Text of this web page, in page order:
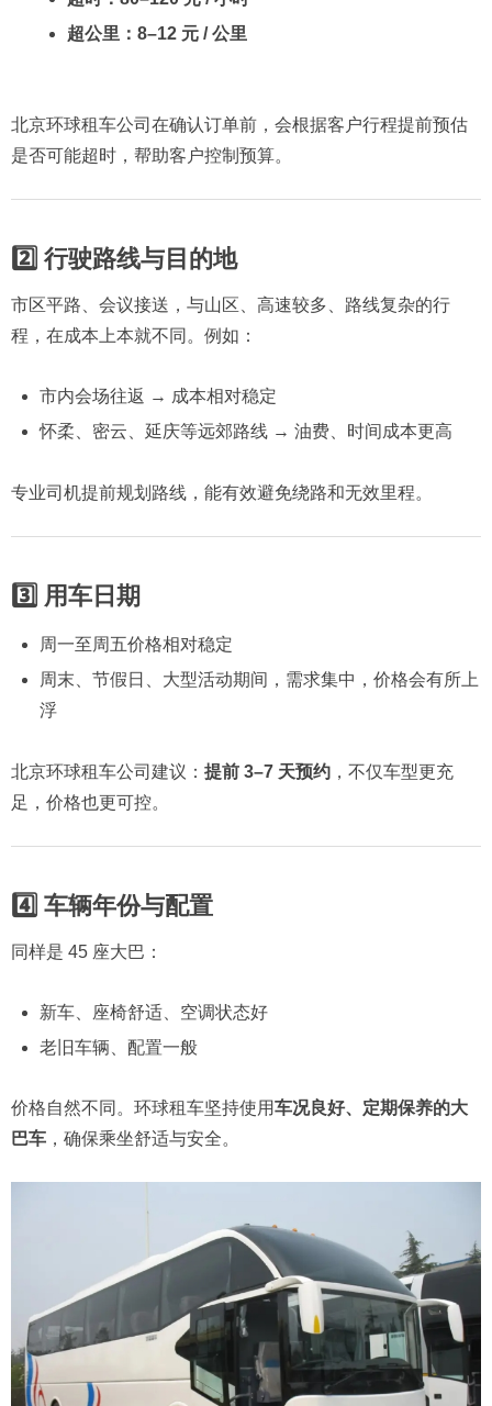
超公里：8–12 元 / 公里
北京环球租车公司在确认订单前，会根据客户行程提前预估
是否可能超时，帮助客户控制预算。
2️⃣ 行驶路线与目的地
市区平路、会议接送，与山区、高速较多、路线复杂的行
程，在成本上本就不同。例如：
市内会场往返 → 成本相对稳定
怀柔、密云、延庆等远郊路线 → 油费、时间成本更高
专业司机提前规划路线，能有效避免绕路和无效里程。
3️⃣ 用车日期
周一至周五价格相对稳定
周末、节假日、大型活动期间，需求集中，价格会有所上
浮
北京环球租车公司建议： 提前 3–7 天预约 ，不仅车型更充
足，价格也更可控。
4️⃣ 车辆年份与配置
同样是 45 座大巴：
新车、座椅舒适、空调状态好
老旧车辆、配置一般
价格自然不同。环球租车坚持使用车况良好、定期保养的大
巴车 ，确保乘坐舒适与安全。